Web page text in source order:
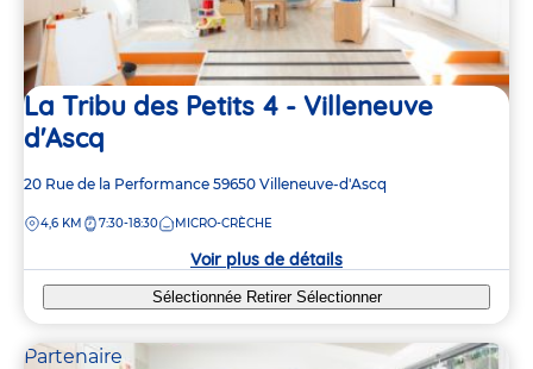
La Tribu des Petits 4 - Villeneuve
d'Ascq
Adresse
la
20 Rue de la Performance 59650 Villeneuve-d'Ascq
DISTANCE
4,6 KM 7:30-18:30 MICRO-CRÈCHE
Voir plus de détails
Sélectionnée Retirer Sélectionner
Partenaire